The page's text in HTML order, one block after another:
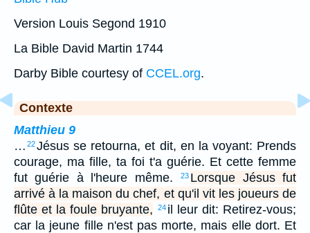
Version Louis Segond 1910
La Bible David Martin 1744
Darby Bible courtesy of CCEL.org.
Contexte
Matthieu 9
… 22Jésus se retourna, et dit, en la voyant: Prends
courage, ma fille, ta foi t'a guérie. Et cette femme
fut guérie à l'heure même.
23 Lorsque Jésus fut
arrivé à la maison du chef, et qu'il vit les joueurs de
flûte et la foule bruyante,
24 il leur dit: Retirez-vous;
car la jeune fille n'est pas morte, mais elle dort. Et